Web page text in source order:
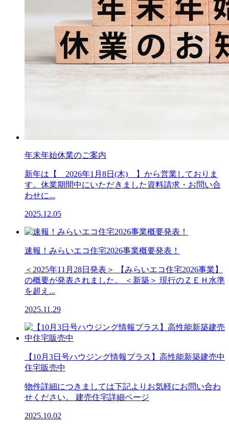
年末年始休業のご案内
新年は【 2026年1月8日(木) 】から営業しておりま
す。休業期間中にいただきました資料請求・お問い合
わせに...
2025.12.05
速報！みらいエコ住宅2026事業概要発表！
＜2025年11月28日発表＞ 【みらいエコ住宅2026事業】
の概要が発表されました。 ＜新築＞ 現行のＺＥＨ水準
を超え...
2025.11.29
【10月3日号ハウジング情報プラス】高性能新築建売中
住宅販売中
物件詳細につきましては下記よりお気軽にお問い合わ
せください。 建売住宅詳細ページ
2025.10.02